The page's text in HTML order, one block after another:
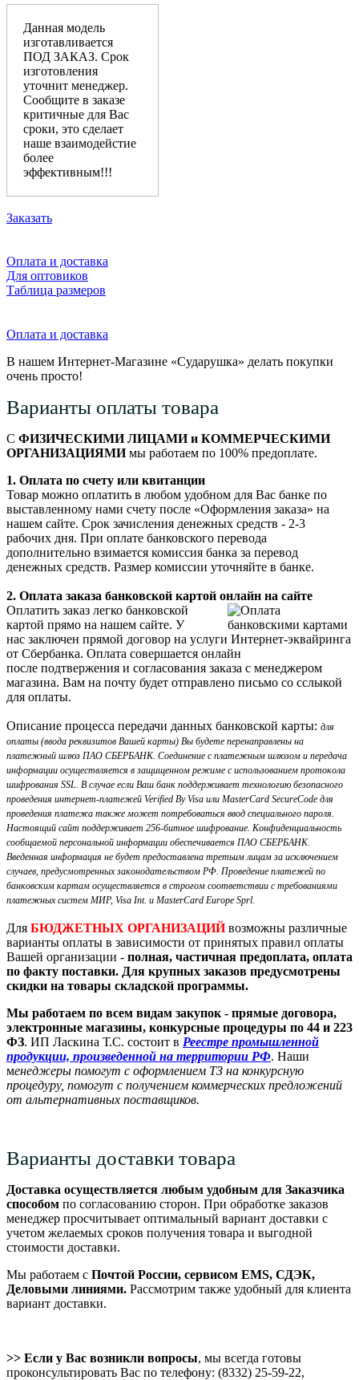
Данная модель
изготавливается
ПОД ЗАКАЗ. Срок
изготовления
уточнит менеджер.
Сообщите в заказе
критичные для Вас
сроки, это сделает
наше взаимодейстие
более
эффективным!!!
Заказать
Оплата и доставка
Для оптовиков
Таблица размеров
Оплата и доставка
В нашем Интернет-Магазине «Сударушка» делать покупки
очень просто!
Варианты оплаты товара
С ФИЗИЧЕСКИМИ ЛИЦАМИ и КОММЕРЧЕСКИМИ
ОРГАНИЗАЦИЯМИмы работаем по 100% предоплате.
1. Оплата по счету или квитанции
Товар можно оплатить в любом удобном для Вас банке по
выставленному нами счету после «Оформления заказа» на
нашем сайте. Срок зачисления денежных средств - 2-3
рабочих дня. При оплате банковского перевода
дополнительно взимается комиссия банка за перевод
денежных средств. Размер комиссии уточняйте в банке.
2. Оплата заказа банковской картой онлайн на сайте
Оплатить заказ легко банковской
картой прямо на нашем сайте. У
нас заключен прямой договор на услуги Интернет-эквайринга
от Сбербанка. Оплата совершается онлайн
после подтвержения и согласования заказа с менеджером
магазина. Вам на почту будет отправлено письмо со сслыкой
для оплаты.
Описание процесса передачи данных банковской карты: для
оплаты (ввода реквизитов Вашей карты) Вы будете перенаправлены на
платежный шлюз ПАО СБЕРБАНК. Соединение с платежным шлюзом и передача
информации осуществляется в защищенном режиме с использованием протокола
шифрования SSL. В случае если Ваш банк поддерживает технологию безопасного
проведения интернет-платежей Verified By Visa или MasterCard SecureCode для
проведения платежа также может потребоваться ввод специального пароля.
Настоящий сайт поддерживает 256-битное шифрование. Конфиденциальность
сообщаемой персональной информации обеспечивается ПАО СБЕРБАНК.
Введенная информация не будет предоставлена третьим лицам за исключением
случаев, предусмотренных законодательством РФ. Проведение платежей по
банковским картам осуществляется в строгом соответствии с требованиями
платежных систем МИР, Visa Int. и MasterCard Europe Sprl.
Для БЮДЖЕТНЫХ ОРГАНИЗАЦИЙ возможны различные
варианты оплаты в зависимости от принятых правил оплаты
Вашей организации - полная, частичная предоплата, оплата
по факту поставки. Для крупных заказов предусмотрены
скидки на товары складской программы.
Мы работаем по всем видам закупок - прямые договора,
электронные магазины, конкурсные процедуры по 44 и 223
ФЗ. ИП Ласкина Т.С. состоит в Реестре промышленной
продукции, произведенной на территории РФ. Наши
менеджеры помогут с оформлением ТЗ на конкурсную
процедуру, помогут с получением коммерческих предложений
от альтернативных поставщиков.
Варианты доставки товара
Доставка осуществляется любым удобным для Заказчика
способом по согласованию сторон. При обработке заказов
менеджер просчитывает оптимальный вариант доставки с
учетом желаемых сроков получения товара и выгодной
стоимости доставки.
Мы работаем с Почтой России, сервисом EMS, СДЭК,
Деловыми линиями. Рассмотрим также удобный для клиента
вариант доставки.
>> Если у Вас возникли вопросы, мы всегда готовы
проконсультировать Вас по телефону: (8332) 25-59-22,